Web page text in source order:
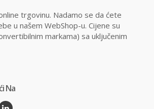
trgovinu. Nadamo se da ćete
u našem WebShop-u. Cijene su
markama) sa uključenim
Na